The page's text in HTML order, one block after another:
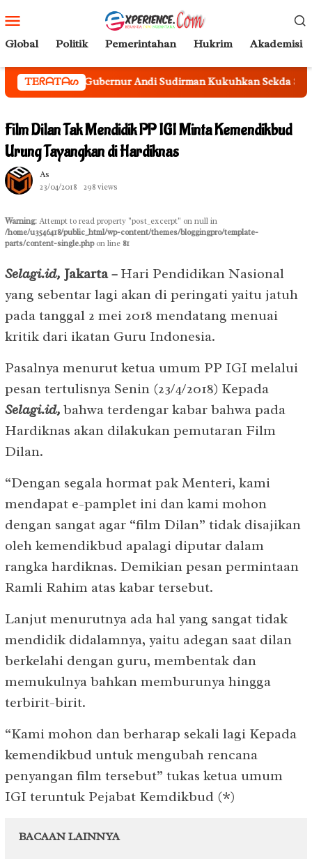
ke
kontenMobile
Global Politik Pemerintahan Hukrim Akademisi
TEᖇᗩTᗩᔕ
Andi Sudirman Kukuhkan Sekda Sulsel Sebagai Ketua
Film Dilan Tak Mendidik PP IGI Minta Kemendikbud
Urung Tayangkan di Hardiknas
As
23/04/2018
298 views
Warning: Attempt to read property "post_excerpt" on null in
/home/u3546418/public_html/wp-content/themes/bloggingpro/template-
parts/content-single.phpon line 81
Selagi.id, Jakarta– Hari Pendidikan Nasional
yang sebentar lagi akan di peringati yaitu jatuh
pada tanggal 2 mei 2018 mendatang menuai
kritik dari ikatan Guru Indonesia.
Pasalnya menurut ketua umum PP IGI melalui
pesan tertulisnya Senin (23/4/2018) Kepada
Selagi.id, bahwa terdengar kabar bahwa pada
Hardiknas akan dilakukan pemutaran Film
Dilan.
“Dengan segala hormat pak Menteri, kami
mendapat e-pamplet ini dan kami mohon
dengan sangat agar “film Dilan” tidak disajikan
oleh kemendikbud apalagi diputar dalam
rangka hardiknas. Demikian pesan permintaan
Ramli Rahim atas kabar tersebut.
Lanjut menurutnya ada hal yang sangat tidak
mendidik didalamnya, yaitu adegan saat dilan
berkelahi dengan guru, membentak dan
memukulnya bahkan memburunya hingga
terbirit-birit.
“Kami mohon dan berharap sekali lagi Kepada
kemendikbud untuk mengubah rencana
penyangan film tersebut” tukas ketua umum
IGI teruntuk Pejabat Kemdikbud (*)
BACAAN LAINNYA